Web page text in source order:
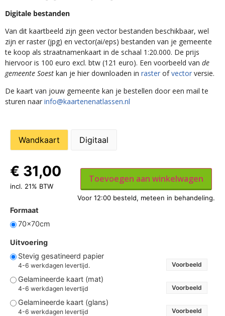
Digitale bestanden
Van dit kaartbeeld zijn geen vector bestanden beschikbaar, wel
zijn er raster (jpg) en vector(ai/eps) bestanden van je gemeente
te koop als straatnamenkaart in de schaal 1:20.000. De prijs
hiervoor is 100 euro excl. btw (121 euro). Een voorbeeld van de
gemeente Soest kan je hier downloaden in raster ofvector versie.
De kaart van jouw gemeente kan je bestellen door een mail te
sturen naar info@kaartenenatlassen.nl
Wandkaart Digitaal
Formaat
70x70cm
Uitvoering
Stevig gesatineerd papier
4-6 werkdagen levertijd. Voorbeeld
Gelamineerde kaart (mat)
4-6 werkdagen levertijd Voorbeeld
Gelamineerde kaart (glans)
4-6 werkdagen levertijd Voorbeeld
€ 31,00
incl. 21% BTW
Toevoegen aan winkelwagen